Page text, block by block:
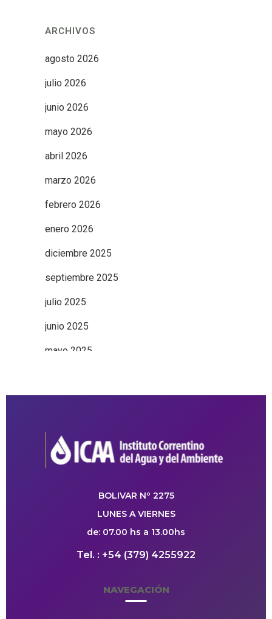
ARCHIVOS
agosto 2026
julio 2026
junio 2026
mayo 2026
abril 2026
marzo 2026
febrero 2026
enero 2026
diciembre 2025
septiembre 2025
julio 2025
junio 2025
mayo 2025
BOLIVAR Nº 2275
LUNES A VIERNES
de: 07.00 hs a 13.00hs
Tel. : +54 (379) 4255922
NAVEGACIÓN